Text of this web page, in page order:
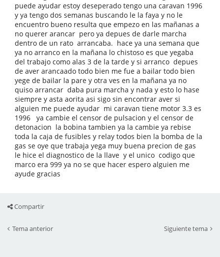
puede ayudar estoy deseperado tengo una caravan 1996
y ya tengo dos semanas buscando le la faya y no le
encuentro bueno resulta que empezo en las mañanas a
no querer arancar pero ya depues de darle marcha
dentro de un rato arrancaba. hace ya una semana que
ya no arranco en la mañana lo chistoso es que yegaba
del trabajo como alas 3 de la tarde y si arranco depues
de aver arancaado todo bien me fue a bailar todo bien
yege de bailar la pare y otra ves en la mañana ya no
quiso arrancar daba pura marcha y nada y esto lo hase
siempre y asta aorita asi sigo sin encontrar aver si
alguien me puede ayudar mi caravan tiene motor 3.3 es
1996 ya cambie el censor de pulsacion y el censor de
detonacion la bobina tambien ya la cambie ya rebise
toda la caja de fusibles y relay todos bien la bomba de la
gas se oye que trabaja yega muy buena precion de gas
le hice el diagnostico de la llave y el unico codigo que
marco era 999 ya no se que hacer espero alguien me
ayude gracias
Compartir
Tema anterior Siguiente tema